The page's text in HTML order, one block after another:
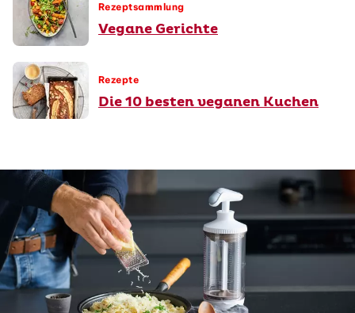
Rezeptsammlung
Vegane Gerichte
Rezepte
Die 10 besten veganen Kuchen